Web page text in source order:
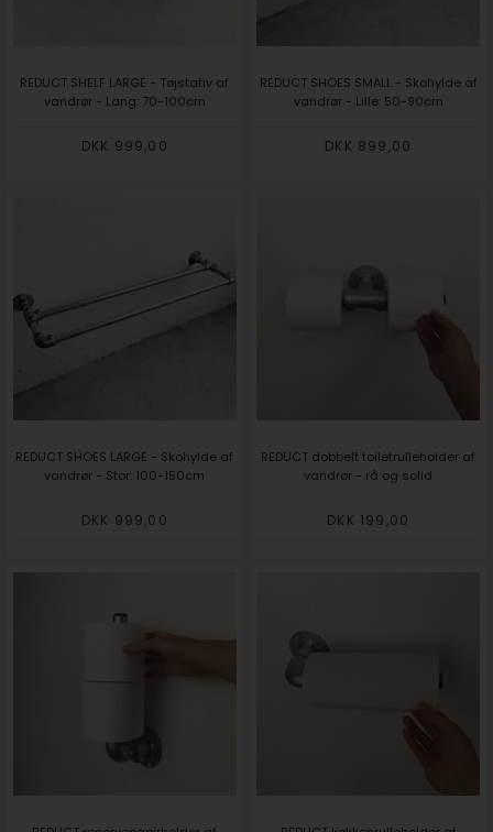
REDUCT SHELF LARGE - Tøjstativ af
vandrør - Lang: 70-100cm
DKK 999,00
REDUCT SHOES SMALL - Skohylde af
vandrør - Lille: 50-90cm
DKK 899,00
REDUCT SHOES LARGE - Skohylde af
vandrør - Stor: 100-150cm
DKK 999,00
REDUCT dobbelt toiletrulleholder af
vandrør - rå og solid
DKK 199,00